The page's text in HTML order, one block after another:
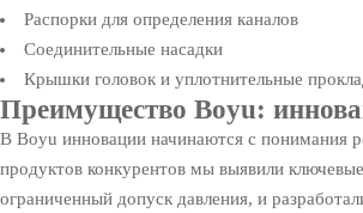
Распорки для определения каналов
Соединительные насадки
Крышки головок и уплотнительные
Преимущество Boyu:
В Boyu инновации начинаются с понимания
продуктов конкурентов мы выявили
ограниченный допуск давления, и